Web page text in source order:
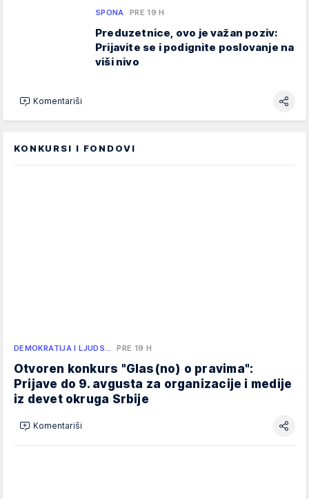
SPONA PRE 19 H
Preduzetnice, ovo je važan poziv:
Prijavite se i podignite poslovanje na
viši nivo
Komentariši
KONKURSI I FONDOVI
DEMOKRATIJA I LJUDS… PRE 19 H
Otvoren konkurs "Glas(no) o pravima":
Prijave do 9. avgusta za organizacije i medije
iz devet okruga Srbije
Komentariši